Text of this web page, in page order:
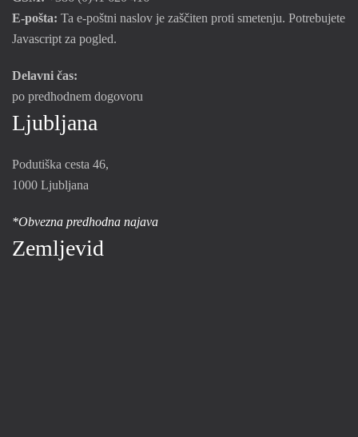
E-pošta: Ta e-poštni naslov je zaščiten proti smetenju. Potrebujete
Javascript za pogled.
Delavni čas:
po predhodnem dogovoru
Ljubljana
Podutiška cesta 46,
1000 Ljubljana
*Obvezna predhodna najava
Zemljevid